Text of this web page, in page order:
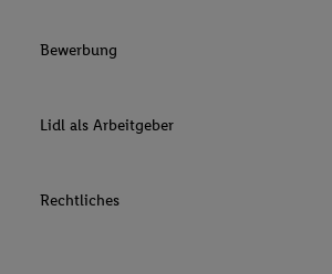
Bewerbung
Lidl als Arbeitgeber
Rechtliches